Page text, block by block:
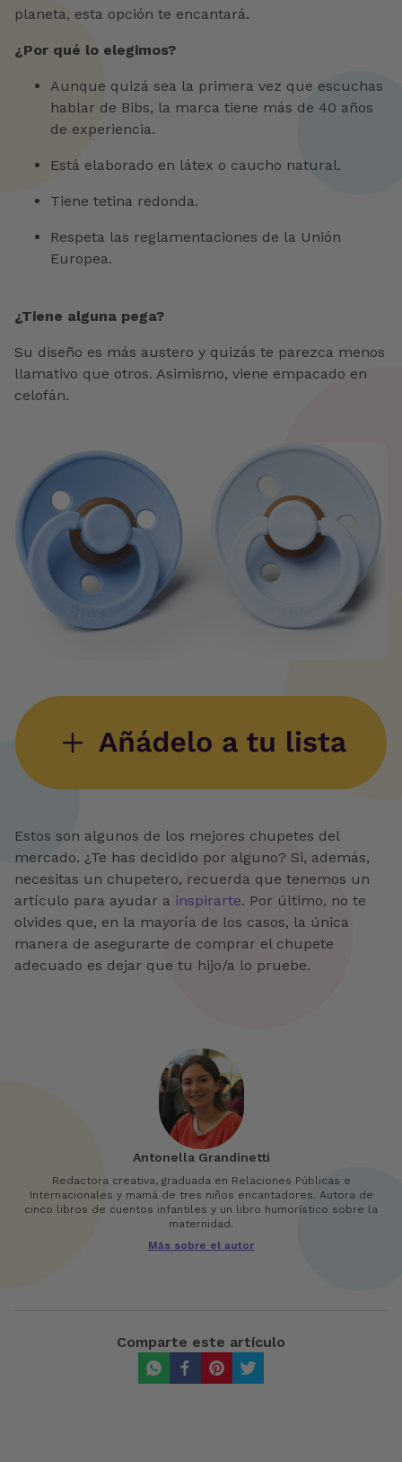
planeta, esta opción te encantará.
¿Por qué lo elegimos?
Aunque quizá sea la primera vez que escuchas
hablar de Bibs, la marca tiene más de 40 años
de experiencia.
Está elaborado en látex o caucho natural.
Tiene tetina redonda.
Respeta las reglamentaciones de la Unión
Europea.
¿Tiene alguna pega?
Su diseño es más austero y quizás te parezca menos
llamativo que otros. Asimismo, viene empacado en
celofán.
Estos son algunos de los mejores chupetes del
mercado. ¿Te has decidido por alguno? Si, además,
necesitas un chupetero, recuerda que tenemos un
artículo para ayudar a inspirarte. Por último, no te
olvides que, en la mayoría de los casos, la única
manera de asegurarte de comprar el chupete
adecuado es dejar que tu hijo/a lo pruebe.
Antonella Grandinetti
Redactora creativa, graduada en Relaciones Públicas e
Internacionales y mamá de tres niños encantadores. Autora de
cinco libros de cuentos infantiles y un libro humorístico sobre la
maternidad.
Más sobre el autor
Comparte este artículo